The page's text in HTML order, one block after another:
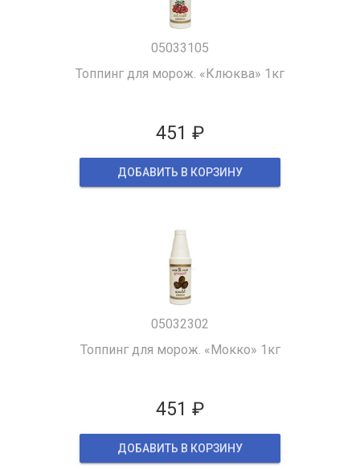
05033105
Топпинг для морож. «Клюква» 1кг
451 ₽
ДОБАВИТЬ В КОРЗИНУ
05032302
Топпинг для морож. «Мокко» 1кг
451 ₽
ДОБАВИТЬ В КОРЗИНУ